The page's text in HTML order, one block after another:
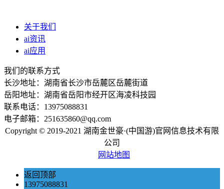
关于我们
ai资讯
ai应用
我们的联系方式
长沙地址：湖南省长沙市岳麓区岳麓街道
岳阳地址：湖南省岳阳市经开区海凌科技园
联系电话：13975088831
电子邮箱：251635860@qq.com
Copyright © 2019-2021 湖南金世豪·(中国游)官网信息技术有限
公司
网站地图
返回顶部
13975088831